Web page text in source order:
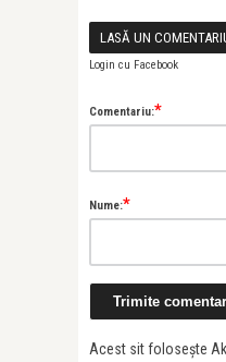
LASĂ UN
Login cu Facebook
Comentariu:*
Nume:*
Acest sit folosește